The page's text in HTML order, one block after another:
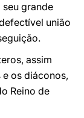
grande
união
assim
os diáconos,
Reino de